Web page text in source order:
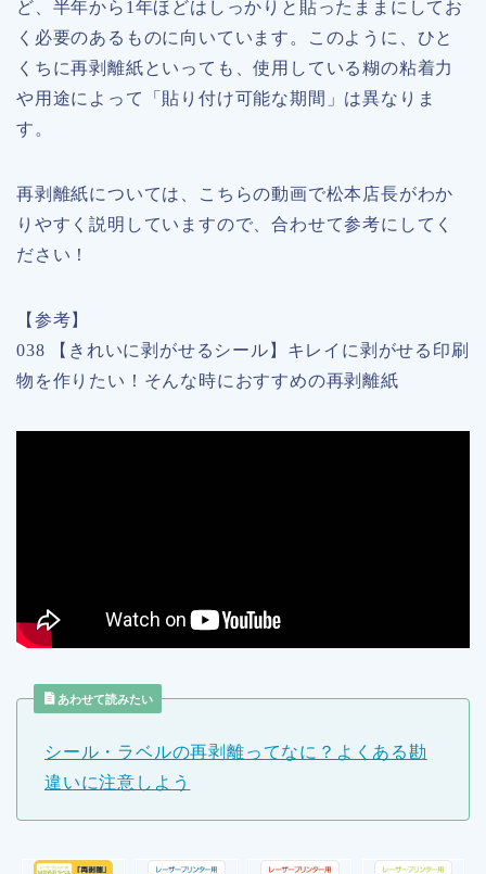
ど、半年から1年ほどはしっかりと貼ったままにしてお
く必要のあるものに向いています。このように、ひと
くちに再剥離紙といっても、使用している糊の粘着力
や用途によって「貼り付け可能な期間」は異なりま
す。
再剥離紙については、こちらの動画で松本店長がわか
りやすく説明していますので、合わせて参考にしてく
ださい！
【参考】
038 【きれいに剥がせるシール】キレイに剥がせる印刷
物を作りたい！そんな時におすすめの再剥離紙
あわせて読みたい
シール・ラベルの再剥離ってなに？よくある勘
違いに注意しよう